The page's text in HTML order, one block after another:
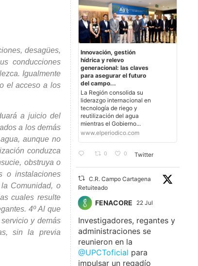
desagües,
conducciones
Igualmente
el acceso a los
a juicio del
a los demás
aunque no
conduzca
obstruya o
o instalaciones
Comunidad, o
cuales resulte
4º Al que
y demás
sin la previa
Innovación, gestión
hídrica y relevo
generacional: las claves
para asegurar el futuro
del campo...
La Región consolida su
liderazgo internacional en
tecnología de riego y
reutilización del agua
mientras el Gobierno...
www.elperiodico.com
0 0 Twitter
C.R. Campo Cartagena
Retuiteado
FENACORE 22 Jul
Investigadores, regantes y
administraciones se
reunieron en la
@UPCToficial para
impulsar un regadío